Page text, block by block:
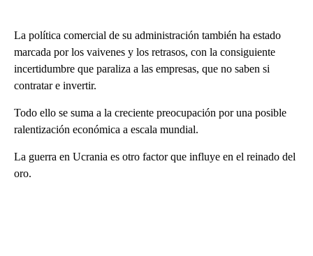
La política comercial de su administración también ha estado
marcada por los vaivenes y los retrasos, con la consiguiente
incertidumbre que paraliza a las empresas, que no saben si
contratar e invertir.
Todo ello se suma a la creciente preocupación por una posible
ralentización económica a escala mundial.
La guerra en Ucrania es otro factor que influye en el reinado del
oro.